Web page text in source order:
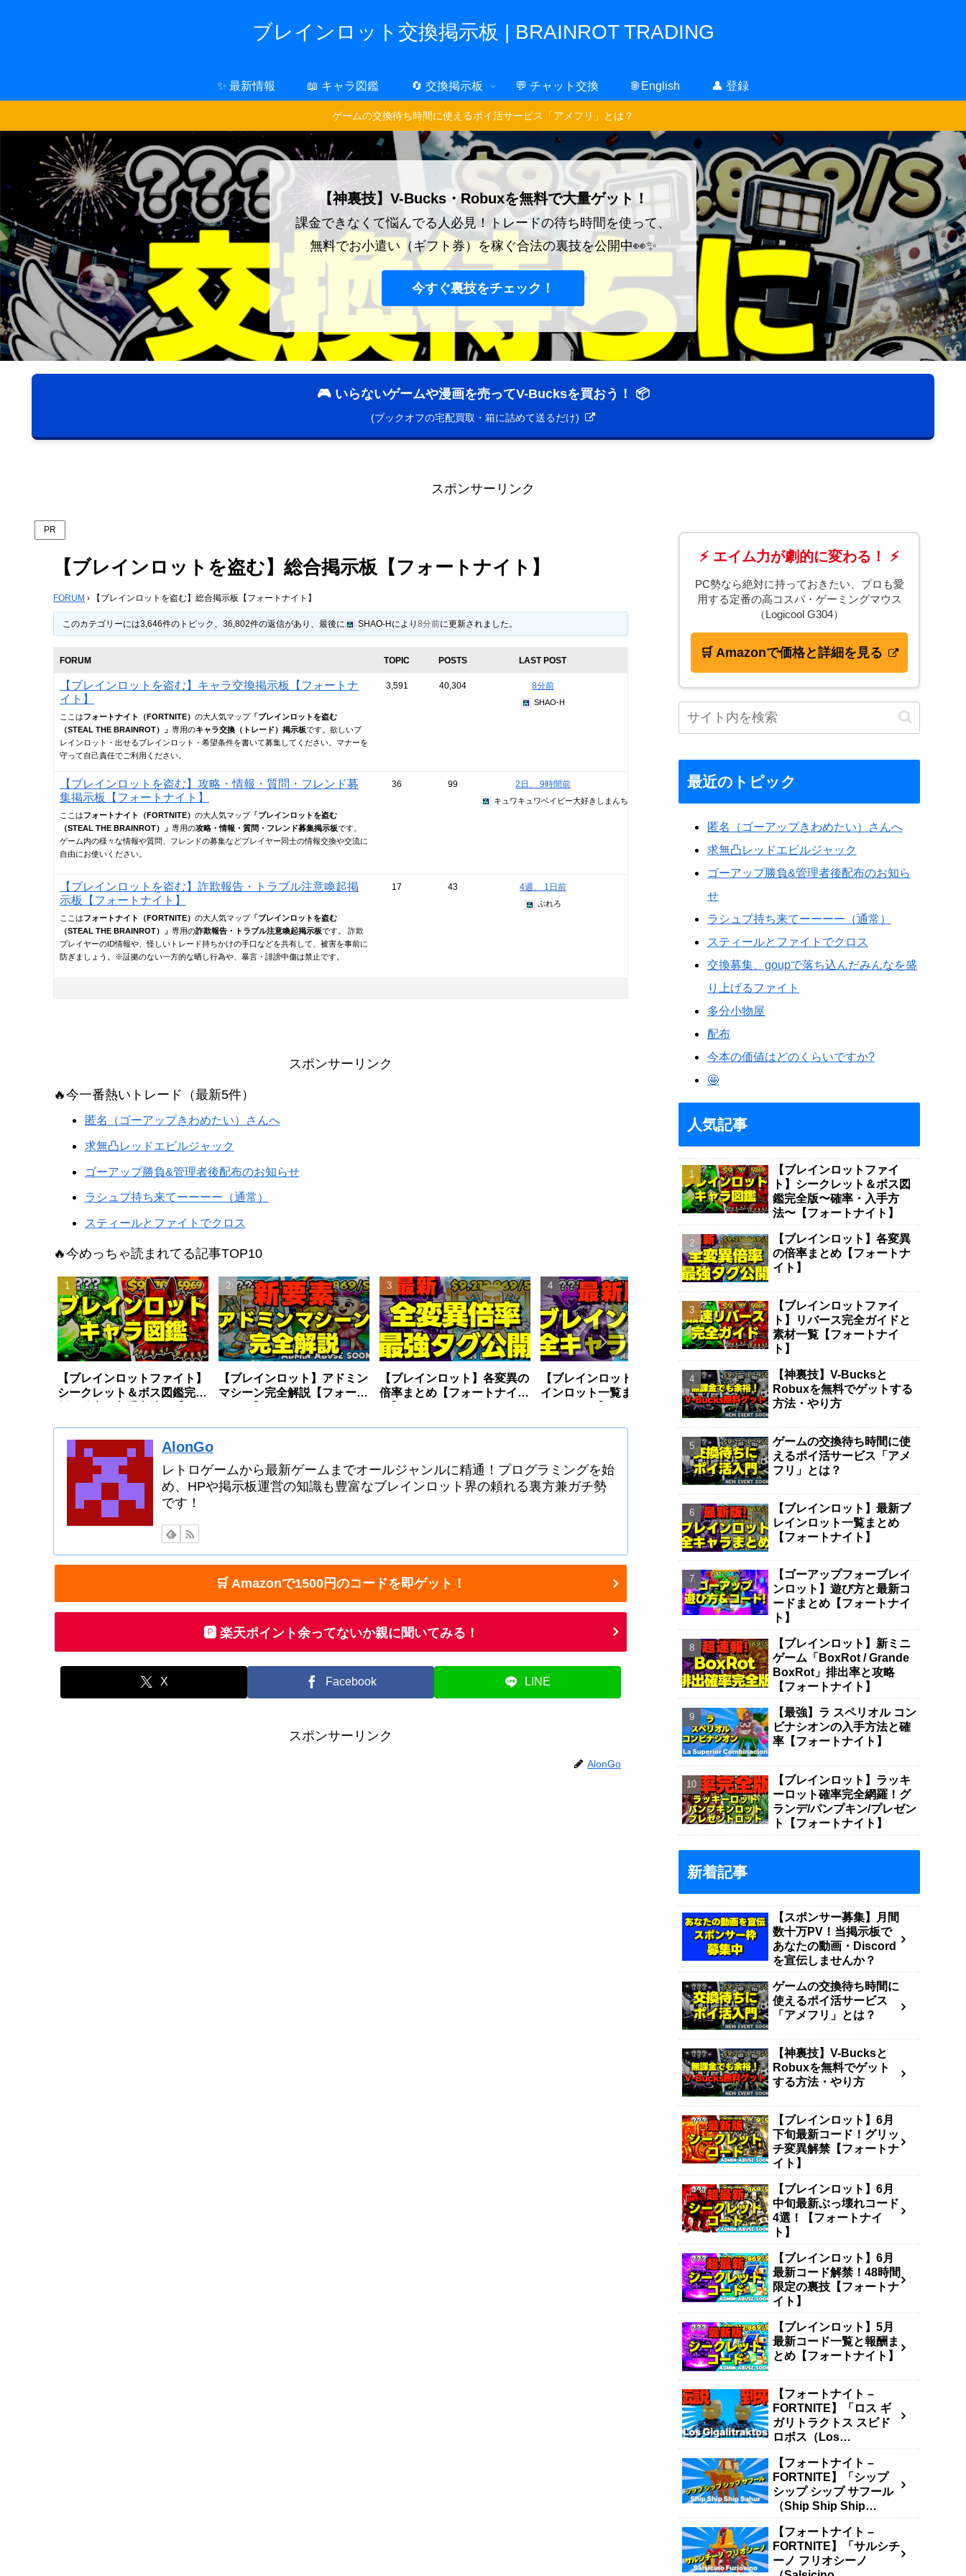
ブレインロット交換掲示板 | BRAINROT TRADING
✨ 最新情報 📖 キャラ図鑑 🔄 交換掲示板 💬 チャット交換 🌐 English 👤 登録
ゲームの交換待ち時間に使えるポイ活サービス「アメフリ」とは？
【神裏技】V-Bucks・Robuxを無料で大量ゲット！
課金できなくて悩んでる人必見！トレードの待ち時間を使って、
無料でお小遣い（ギフト券）を稼ぐ合法の裏技を公開中👀✨
今すぐ裏技をチェック！
🎮 いらないゲームや漫画を売ってV-Bucksを買おう！ 📦
(ブックオフの宅配買取・箱に詰めて送るだけ)
スポンサーリンク
PR
【ブレインロットを盗む】総合掲示板【フォートナイト】
FORUM › 【ブレインロットを盗む】総合掲示板【フォートナイト】
このカテゴリーには3,646件のトピック、36,802件の返信があり、最後に SHAO-Hにより 8分前に更新されました。
FORUM TOPIC POSTS LAST POST
【ブレインロットを盗む】キャラ交換掲示板【フォートナ
イト】
ここはフォートナイト（FORTNITE） の大人気マップ「ブレインロットを盗む
（STEAL THE BRAINROT）」 専用のキャラ交換（トレード）掲示板です。欲しいブ
レインロット・出せるブレインロット・希望条件を書いて募集してください。マナーを
守って自己責任でご利用ください。
3,591 40,304 8分前
SHAO-H
【ブレインロットを盗む】攻略・情報・質問・フレンド募
集掲示板【フォートナイト】
ここはフォートナイト（FORTNITE） の大人気マップ「ブレインロットを盗む
（STEAL THE BRAINROT）」 専用の攻略・情報・質問・フレンド募集掲示板です。
ゲーム内の様々な情報や質問、フレンドの募集などプレイヤー同士の情報交換や交流に
自由にお使いください。
36 99 2日、 9時間前
キュワキュワベイビー大好きしまんちゅ信者、ぽっきー信者、クロムボ信者、キュワキュワベイビー信者tm
【ブレインロットを盗む】詐欺報告・トラブル注意喚起掲
示板【フォートナイト】
ここはフォートナイト（FORTNITE） の大人気マップ「ブレインロットを盗む
（STEAL THE BRAINROT）」 専用の詐欺報告・トラブル注意喚起掲示板です。 詐欺
プレイヤーのID情報や、怪しいトレード持ちかけの手口などを共有して、被害を事前に
防ぎましょう。※証拠のない一方的な晒し行為や、暴言・誹謗中傷は禁止です。
17 43 4週、 1日前
ぶれろ
スポンサーリンク
🔥今一番熱いトレード（最新5件）
匿名（ゴーアップきわめたい）さんへ
求無凸レッドエビルジャック
ゴーアップ勝負&管理者後配布のお知らせ
ラシュプ持ち来てーーーー（通常）
スティールとファイトでクロス
🔥今めっちゃ読まれてる記事TOP10
【ブレインロットファイト】
シークレット＆ボス図鑑完全
【ブレインロット】アドミン
マシーン完全解説【フォート
【ブレインロット】各変異の
倍率まとめ【フォートナイ
【ブレインロット】最新ブレ
インロット一覧まとめ【フォ
【ブレインロットファイト】
リバース完全ガイドと素材一
覧【フォートナイト】
ゲームの交換待ち
るポイ活サービス
AlonGo
レトロゲームから最新ゲームまでオールジャンルに精通！プログラミングを始
め、HPや掲示板運営の知識も豊富なブレインロット界の頼れる裏方兼ガチ勢
です！
🛒 Amazonで1500円のコードを即ゲット！
🅿️ 楽天ポイント余ってないか親に聞いてみる！
X Facebook LINE
スポンサーリンク
AlonGo
⚡ エイム力が劇的に変わる！ ⚡
PC勢なら絶対に持っておきたい、プロも愛
用する定番の高コスパ・ゲーミングマウス
（Logicool G304）
🛒 Amazonで価格と詳細を見る
最近のトピック
匿名（ゴーアップきわめたい）さんへ
求無凸レッドエビルジャック
ゴーアップ勝負&管理者後配布のお知ら
せ
ラシュプ持ち来てーーーー（通常）
スティールとファイトでクロス
交換募集、goupで落ち込んだみんなを盛
り上げるファイト
多分小物屋
配布
今本の価値はどのくらいですか?
🤩
人気記事
【ブレインロットファイ
ト】シークレット＆ボス図
鑑完全版〜確率・入手方
法〜【フォートナイト】
【ブレインロット】各変異
の倍率まとめ【フォートナ
イト】
【ブレインロットファイ
ト】リバース完全ガイドと
素材一覧【フォートナイ
ト】
【神裏技】V-Bucksと
Robuxを無料でゲットする
方法・やり方
ゲームの交換待ち時間に使
えるポイ活サービス「アメ
フリ」とは？
【ブレインロット】最新ブ
レインロット一覧まとめ
【フォートナイト】
【ゴーアップフォーブレイ
ンロット】遊び方と最新コ
ードまとめ【フォートナイ
ト】
【ブレインロット】新ミニ
ゲーム「BoxRot / Grande
BoxRot」排出率と攻略
【フォートナイト】
【最強】ラ スペリオル コン
ビナシオンの入手方法と確
率【フォートナイト】
【ブレインロット】ラッキ
ーロット確率完全網羅！グ
ランデ/パンプキン/プレゼン
ト【フォートナイト】
新着記事
【スポンサー募集】月間
数十万PV！当掲示板で
あなたの動画・Discord
を宣伝しませんか？
ゲームの交換待ち時間に
使えるポイ活サービス
「アメフリ」とは？
【神裏技】V-Bucksと
Robuxを無料でゲット
する方法・やり方
【ブレインロット】6月
下旬最新コード！グリッ
チ変異解禁【フォートナ
イト】
【ブレインロット】6月
中旬最新ぶっ壊れコード
4選！【フォートナイ
ト】
【ブレインロット】6月
最新コード解禁！48時間
限定の裏技【フォートナ
イト】
【ブレインロット】5月
最新コード一覧と報酬ま
とめ【フォートナイト】
【フォートナイト –
FORTNITE】「ロス ギ
ガリトラクトス スピド
ロボス（Los
方法・確率・キャッシュ
生成量まとめ【ブレイン
ロットを盗む – STEAL
THE BRAINROT】
【フォートナイト –
FORTNITE】「シップ
シップ シップ サフール
（Ship Ship Ship
確率・キャッシュ生成量
まとめ【ブレインロット
を盗む – STEAL THE
【フォートナイト –
FORTNITE】「サルシチ
ーノ フリオシーノ